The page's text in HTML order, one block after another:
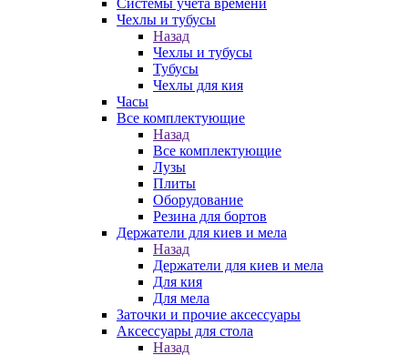
Системы учета времени
Чехлы и тубусы
Назад
Чехлы и тубусы
Тубусы
Чехлы для кия
Часы
Все комплектующие
Назад
Все комплектующие
Лузы
Плиты
Оборудование
Резина для бортов
Держатели для киев и мела
Назад
Держатели для киев и мела
Для кия
Для мела
Заточки и прочие аксессуары
Аксессуары для стола
Назад